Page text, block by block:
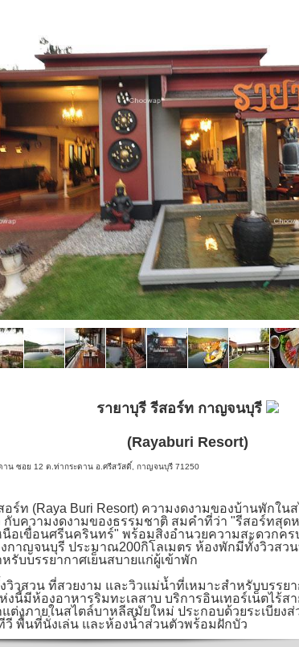
รายาบุรี รีสอร์ท กาญจนบุรี
(Rayaburi Resort)
าน ซอย 12 ต.ท่ากระดาน อ.ศรีสวัสดิ์, กาญจนบุรี 71250
อร์ท (Raya Buri Resort) ความงดงามของบ้านพักใน
กับความงดงามของธรรมชาติ สมคำที่ว่า "รีสอร์ทสุด
นือเขื่อนศรีนครินทร์" พร้อมสิ่งอำนวยความสะดวกคร
งกาญจนบุรี ประมาณ200กิโลเมตร ห้องพักมีทั้งวิวสว
รับบรรยากาศเย็นสบายแก่ผู้เข้าพัก
วิวสวน ที่สวยงาม และวิวแม่น้ำที่เหมาะสำหรับบรรย
งนี้มีห้องอาหารริมทะเลสาบ บริการอินเทอร์เน็ตไร้ส
ต่งภายในสไตล์บาหลีสมัยใหม่ ประกอบด้วยระเบียง
วี พื้นที่นั่งเล่น และห้องน้ำส่วนตัวพร้อมฝักบัว